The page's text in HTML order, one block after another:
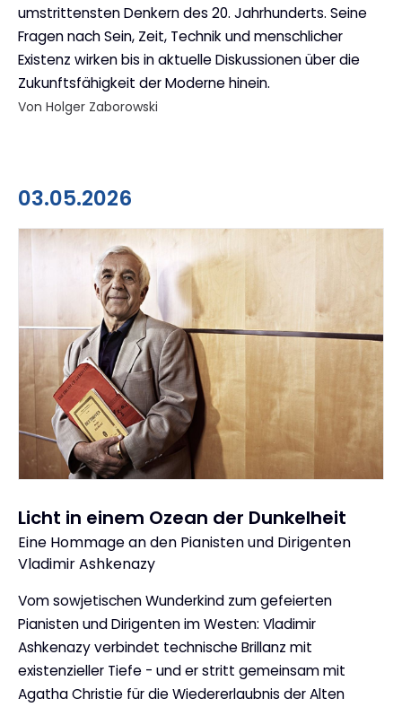
umstrittensten Denkern des 20. Jahrhunderts. Seine
Fragen nach Sein, Zeit, Technik und menschlicher
Existenz wirken bis in aktuelle Diskussionen über die
Zukunftsfähigkeit der Moderne hinein.
Von Holger Zaborowski
03.05.2026
Licht in einem Ozean der Dunkelheit
:
Eine Hommage an den Pianisten und Dirigenten
Vladimir Ashkenazy
Vom sowjetischen Wunderkind zum gefeierten
Pianisten und Dirigenten im Westen: Vladimir
Ashkenazy verbindet technische Brillanz mit
existenzieller Tiefe - und er stritt gemeinsam mit
Agatha Christie für die Wiedererlaubnis der Alten